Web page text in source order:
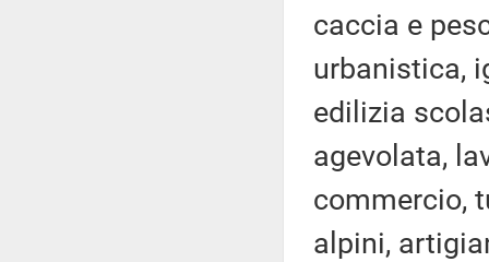
caccia e
urbanistica,
edilizia
agevolata,
commercio,
alpini,